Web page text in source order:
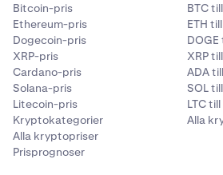
Bitcoin-pris
Ethereum-pris
Dogecoin-pris
XRP-pris
Cardano-pris
Solana-pris
Litecoin-pris
Kryptokategorier
Alla kryptopriser
Prisprognoser
BTC
ETH
DOGE
XRP
ADA
SOL
LTC till
Alla